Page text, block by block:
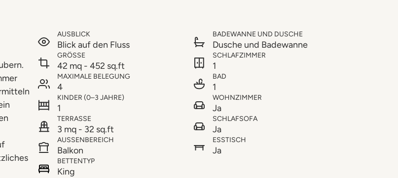
AUSBLICK
Blick auf den Fluss
GRÖSSE
42 mq - 452 sq.ft
MAXIMALE BELEGUNG
4
KINDER (0–3 JAHRE)
1
TERRASSE
3 mq - 32 sq.ft
AUSSENBEREICH
Balkon
BETTENTYP
King
BADEWANNE UND DUSCHE
Dusche und Badewanne
SCHLAFZIMMER
1
BAD
1
WOHNZIMMER
Ja
SCHLAFSOFA
Ja
ESSTISCH
Ja